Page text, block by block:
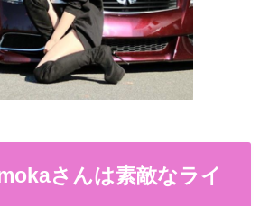
さんは素敵なライ